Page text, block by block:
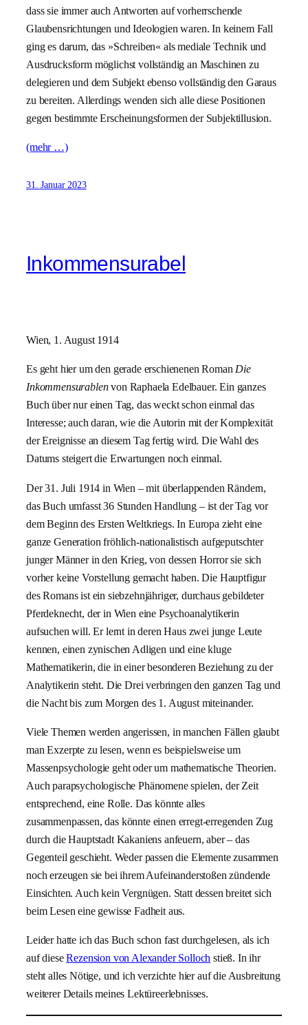
dass sie immer auch Antworten auf vorherrschende
Glaubensrichtungen und Ideologien waren. In keinem Fall
ging es darum, das »Schreiben« als mediale Technik und
Ausdrucksform möglichst vollständig an Maschinen zu
delegieren und dem Subjekt ebenso vollständig den Garaus
zu bereiten. Allerdings wenden sich alle diese Positionen
gegen bestimmte Erscheinungsformen der Subjektillusion.
(mehr …)
31. Januar 2023
Inkommensurabel
Wien, 1. August 1914
Es geht hier um den gerade erschienenen RomanDie
Inkommensurablenvon Raphaela Edelbauer. Ein ganzes
Buch über nur einen Tag, das weckt schon einmal das
Interesse; auch daran, wie die Autorin mit der Komplexität
der Ereignisse an diesem Tag fertig wird. Die Wahl des
Datums steigert die Erwartungen noch einmal.
Der 31. Juli 1914 in Wien – mit überlappenden Rändern,
das Buch umfasst 36 Stunden Handlung – ist der Tag vor
dem Beginn des Ersten Weltkriegs. In Europa zieht eine
ganze Generation fröhlich-nationalistisch aufgeputschter
junger Männer in den Krieg, von dessen Horror sie sich
vorher keine Vorstellung gemacht haben. Die Hauptfigur
des Romans ist ein siebzehnjähriger, durchaus gebildeter
Pferdeknecht, der in Wien eine Psychoanalytikerin
aufsuchen will. Er lernt in deren Haus zwei junge Leute
kennen, einen zynischen Adligen und eine kluge
Mathematikerin, die in einer besonderen Beziehung zu der
Analytikerin steht. Die Drei verbringen den ganzen Tag und
die Nacht bis zum Morgen des 1. August miteinander.
Viele Themen werden angerissen, in manchen Fällen glaubt
man Exzerpte zu lesen, wenn es beispielsweise um
Massenpsychologie geht oder um mathematische Theorien.
Auch parapsychologische Phänomene spielen, der Zeit
entsprechend, eine Rolle. Das könnte alles
zusammenpassen, das könnte einen erregt-erregenden Zug
durch die Hauptstadt Kakaniens anfeuern, aber – das
Gegenteil geschieht. Weder passen die Elemente zusammen
noch erzeugen sie bei ihrem Aufeinanderstoßen zündende
Einsichten. Auch kein Vergnügen. Statt dessen breitet sich
beim Lesen eine gewisse Fadheit aus.
Leider hatte ich das Buch schon fast durchgelesen, als ich
auf dieseRezension von Alexander Solloch stieß. In ihr
steht alles Nötige, und ich verzichte hier auf die Ausbreitung
weiterer Details meines Lektüreerlebnisses.